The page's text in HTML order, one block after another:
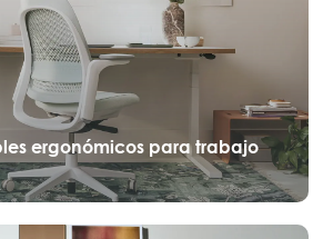
ergonómicos para trabajo